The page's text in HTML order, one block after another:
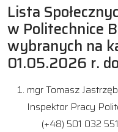
Lista
w Politechnice
wybranych na
01.05.2026 r.
mgr Tomasz
Inspektor Pracy
(+48) 501 032